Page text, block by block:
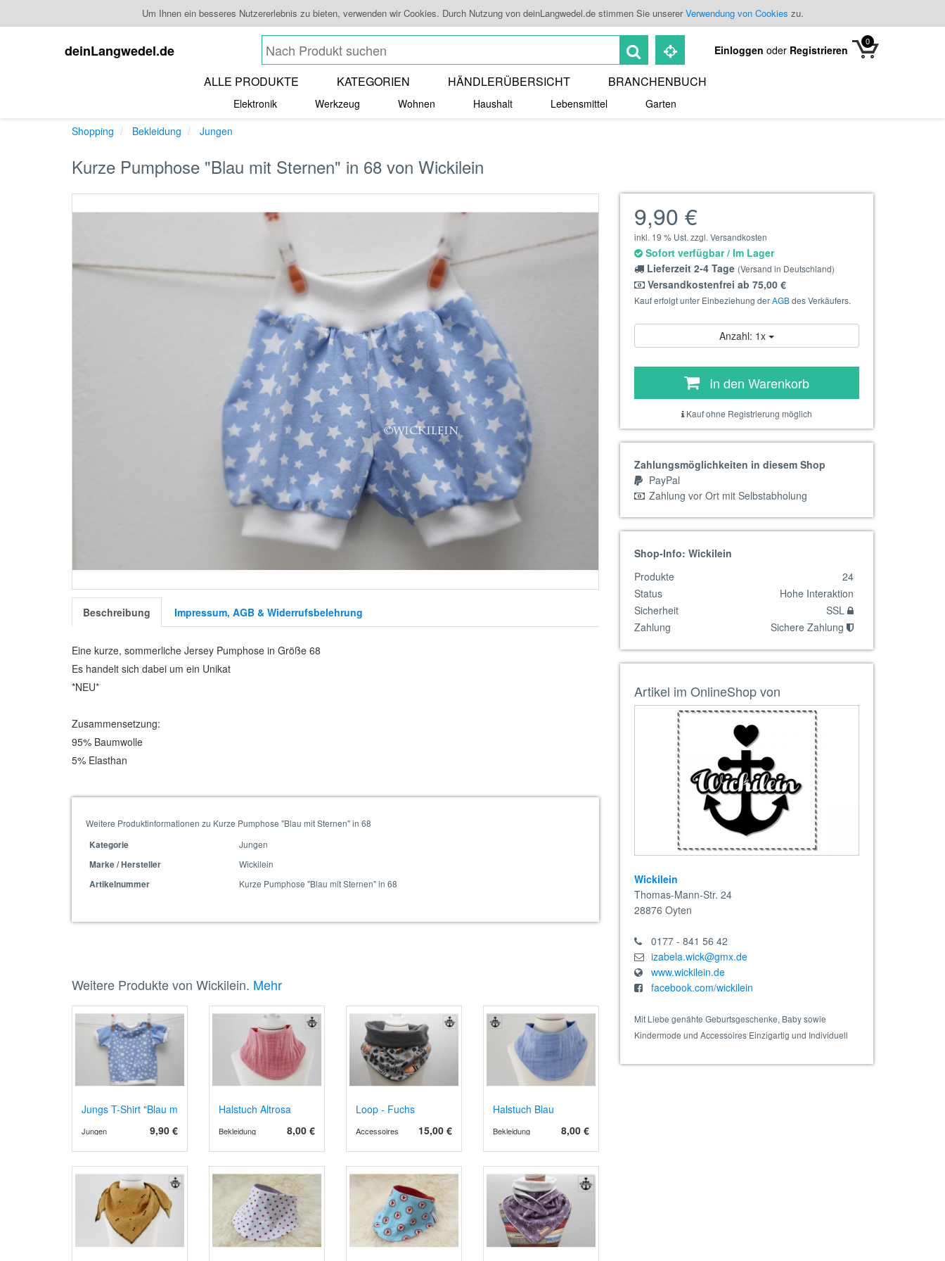
Um Ihnen ein besseres Nutzererlebnis zu bieten, verwenden wir Cookies. Durch Nutzung von deinLangwedel.de stimmen Sie unsererVerwendung von Cookies zu.
deinLangwedel.de Einloggen oder Registrieren
0
ALLE PRODUKTE KATEGORIEN HÄNDLERÜBERSICHT BRANCHENBUCH
Elektronik Werkzeug Wohnen Haushalt Lebensmittel
Garten
Shopping
Bekleidung Jungen
Kurze Pumphose "Blau mit Sternen" in 68 von Wickilein
Beschreibung Impressum, AGB & Widerrufsbelehrung
Eine kurze, sommerliche Jersey Pumphose in Größe 68
Es handelt sich dabei um ein Unikat
*NEU*
Zusammensetzung:
95% Baumwolle
5% Elasthan
Weitere Produktinformationen zu Kurze Pumphose "Blau mit Sternen" in 68
Kategorie
Jungen
Marke / Hersteller
Wickilein
Artikelnummer
Kurze Pumphose "Blau mit Sternen" in 68
Weitere Produkte von Wickilein. Mehr
Jungs T-Shirt "Blau mit Sternen" in 62/68
9,90 €
Jungen
Halstuch Altrosa
8,00 €
Bekleidung
Loop - Fuchs
15,00 €
Accessoires
Halstuch Blau
8,00 €
Bekleidung
9,90 €
inkl. 19 % Ust. zzgl. Versandkosten
Sofort verfügbar / Im Lager
Lieferzeit 2-4 Tage (Versand in Deutschland)
Versandkostenfrei ab 75,00 €
Kauf erfolgt unter Einbeziehung derAGBdes Verkäufers.
Anzahl: 1x
In den Warenkorb
Kauf ohne Registrierung möglich
Zahlungsmöglichkeiten in diesem Shop
PayPal
Zahlung vor Ort mit Selbstabholung
Shop-Info: Wickilein
Produkte
24
Status
Hohe Interaktion
Sicherheit
SSL
Zahlung
Sichere Zahlung
Artikel im OnlineShop von
Wickilein
Thomas-Mann-Str. 24
28876 Oyten
0177 - 841 56 42
izabela.wick@gmx.de
www.wickilein.de
facebook.com/wickilein
Mit Liebe genähte Geburtsgeschenke, Baby sowie
Kindermode und Accessoires Einzigartig und Individuell